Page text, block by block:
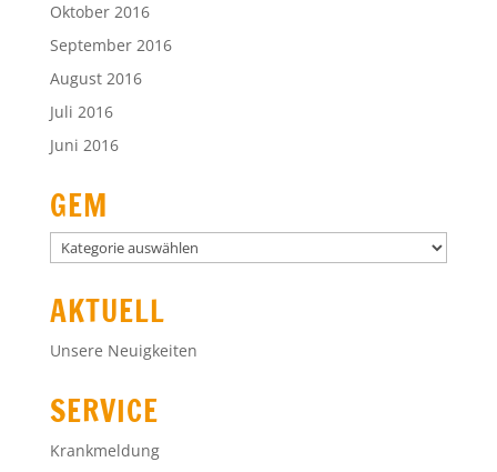
Oktober 2016
September 2016
August 2016
Juli 2016
Juni 2016
GEM
GEM
AKTUELL
Unsere Neuigkeiten
SERVICE
Krankmeldung